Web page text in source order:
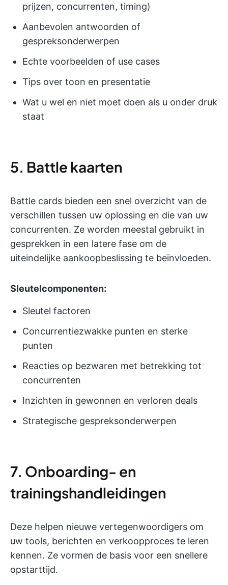
prijzen, concurrenten, timing)
Aanbevolen antwoorden of
gespreksonderwerpen
Echte voorbeelden of use cases
Tips over toon en presentatie
Wat u wel en niet moet doen als u onder druk
staat
5. Battle kaarten
Battle cards bieden een snel overzicht van de
verschillen tussen uw oplossing en die van uw
concurrenten. Ze worden meestal gebruikt in
gesprekken in een latere fase om de
uiteindelijke aankoopbeslissing te beïnvloeden.
Sleutelcomponenten:
Sleutel factoren
Concurrentiezwakke punten en sterke
punten
Reacties op bezwaren met betrekking tot
concurrenten
Inzichten in gewonnen en verloren deals
Strategische gespreksonderwerpen
7. Onboarding- en
trainingshandleidingen
Deze helpen nieuwe vertegenwoordigers om
uw tools, berichten en verkoopproces te leren
kennen. Ze vormen de basis voor een snellere
opstarttijd.